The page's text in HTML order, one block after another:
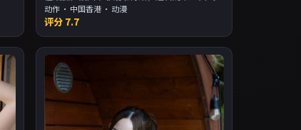
追完。主演以演技派为主，适合喜欢强叙事与
人物关系的观众加入片单。
动作 · 中国香港 · 动漫
评分 7.7